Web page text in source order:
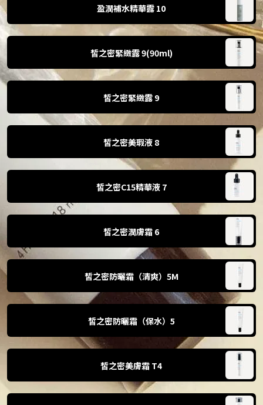
盈潤補水精華露 10
皙之密緊緻露 9(90ml)
皙之密緊緻露 9
皙之密美瑕液 8
皙之密C15精華液 7
皙之密潤膚霜 6
皙之密防曬霜（清爽）5M
皙之密防曬霜（保水）5
皙之密美膚霜 T4